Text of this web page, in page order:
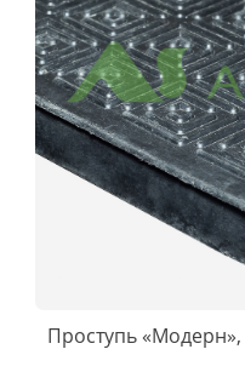
Проступь